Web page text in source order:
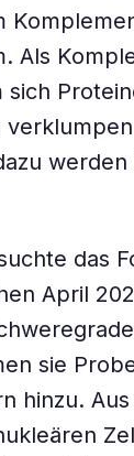
Als
sich
das
April
sie
hinzu.